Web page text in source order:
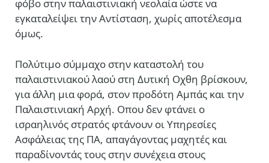
φόβο στην παλαιστινιακή νεολαία ώστε να
εγκαταλείψει την Αντίσταση, χωρίς αποτέλεσμα
όμως.
Πολύτιμο σύμμαχο στην καταστολή του
παλαιστινιακού λαού στη Δυτική Οχθη βρίσκουν,
για άλλη μια φορά, στον προδότη Αμπάς και την
Παλαιστινιακή Αρχή. Οπου δεν φτάνει ο
ισραηλινός στρατός φτάνουν οι Υπηρεσίες
Ασφάλειας της ΠΑ, απαγάγοντας μαχητές και
παραδίνοντάς τους στην συνέχεια στους